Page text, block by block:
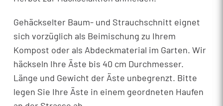
Gehäckselter Baum- und Strauchschnitt eignet
sich vorzüglich als Beimischung zu Ihrem
Kompost oder als Abdeckmaterial im Garten. Wir
häckseln Ihre Äste bis 40 cm Durchmesser.
Länge und Gewicht der Äste unbegrenzt. Bitte
legen Sie Ihre Äste in einem geordneten Haufen